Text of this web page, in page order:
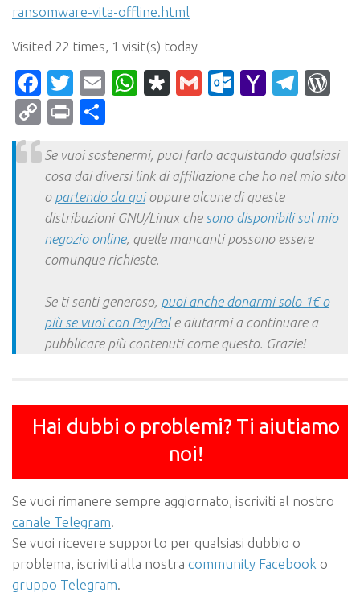
ransomware-vita-offline.html
Visited 22 times, 1 visit(s) today
Facebook
Twitter
EmailWhatsApp
Diaspora
Gmail Yahoo
CopyPrint
Se vuoi sostenermi, puoi farlo acquistando qualsiasi
cosa dai diversi link di affiliazione che ho nel mio sito
o partendo da quioppure alcune di queste
distribuzioni GNU/Linux che sono disponibili sul mio
negozio online, quelle mancanti possono essere
comunque richieste.
Se ti senti generoso, puoi anche donarmi solo 1€ o
più se vuoi con PayPale aiutarmi a continuare a
pubblicare più contenuti come questo. Grazie!
Hai dubbi o problemi? Ti aiutiamo
noi!
Se vuoi rimanere sempre aggiornato, iscriviti al nostro
canale Telegram
Se vuoi ricevere supporto per qualsiasi dubbio o
problema, iscriviti alla nostra community Facebook o
gruppo Telegram